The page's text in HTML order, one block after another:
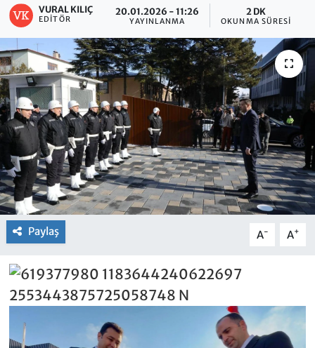
VURAL KILIÇ
EDITÖR
20.01.2026 - 11:26
YAYINLANMA
2 DK
OKUNMA SÜRESI
Paylaş A- A+
Son Dakika Haberleri
Haber Arşivi